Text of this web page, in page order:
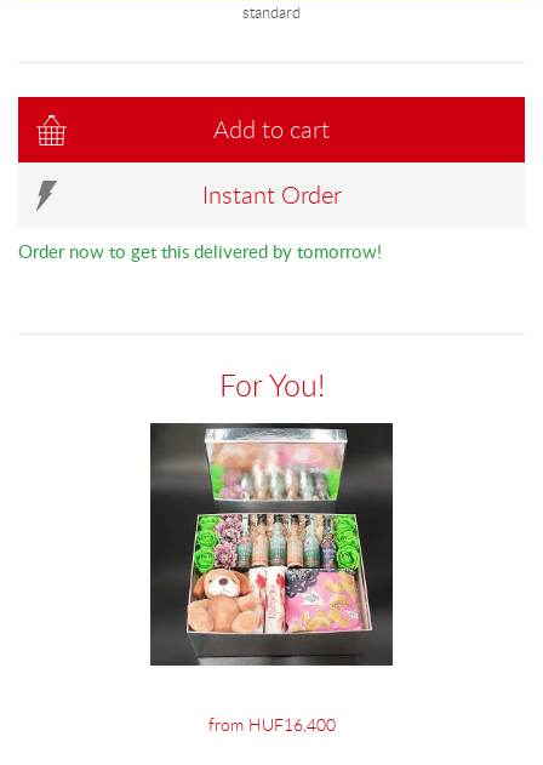
standard
Add to cart
Instant Order
Order now to get this delivered by tomorrow!
For You!
from HUF16,400